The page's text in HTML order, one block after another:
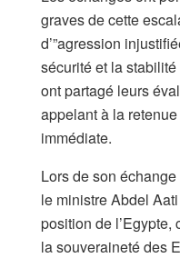
graves de cette
d’”agression
sécurité et la
ont partagé leurs
appelant à la
immédiate.
Lors de son
le ministre Abdel
position de l’Egypte,
la souveraineté des